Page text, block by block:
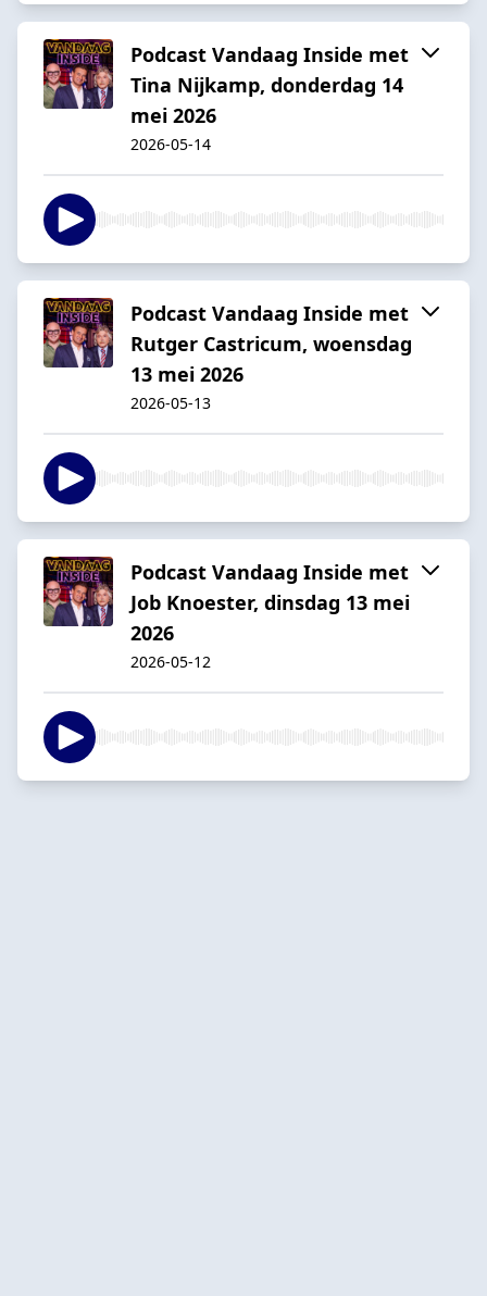
Podcast Vandaag Inside met
Tina Nijkamp, donderdag 14
mei 2026
2026-05-14
Podcast Vandaag Inside met
Rutger Castricum, woensdag
13 mei 2026
2026-05-13
Podcast Vandaag Inside met
Job Knoester, dinsdag 13 mei
2026
2026-05-12